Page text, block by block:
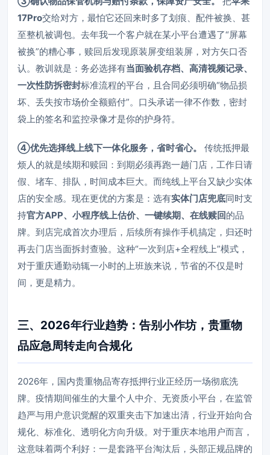
17Pro交给对方，最怕它还回来时多了划痕、配件被换、甚
至整机被调包。去年我一个客户就在某小平台遭遇了“屏幕
被换”的糟心事，赎回后发现原装屏变组装屏，对方矢口否
认。教训就是：务必选择有当面验机存档、高清视频记录、
一次性防拆密封标准流程的平台，且合同必须明确“物品损
坏、丢失按市场价全额赔付”。口头承诺一律不作数，密封
袋上的签名和监控录像才是你的护身符。
④优先选择线上线下一体化服务，省时省心。
传统抵押最
烦人的就是续期和赎回：到期必须再跑一趟门店，工作日请
假、堵车、排队，时间成本巨大。而纯线上平台又缺少实体
店的安全感。现在更优的方案是：选有实体门店兜底同时支
持官方APP、小程序线上估价、一键续期、在线赎回的品
牌。到店完成首次办理后，后续所有操作手机搞定，归还时
再去门店当面拆封查验。这种“一次到店+全程线上”模式，
对于重庆通勤动辄一小时的上班族来说，节省的不仅是时
间，更是精力。
三、2026年行业趋势：告别小作坊，贵重物
品应急周转走向合规化
2026年，国内贵重物品寄存抵押行业正经历一场彻底洗
牌。疫情期间催生的大量个人中介、无资质小平台，在监管
趋严与用户意识觉醒的双重夹击下加速出清，行业开始向合
规化、标准化、透明化方向升级。对于重庆本地用户而言，
这意味着两个利好：一是套路平台淘汰后，头部正规品牌的